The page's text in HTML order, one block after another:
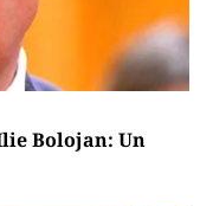
Bolojan: Un